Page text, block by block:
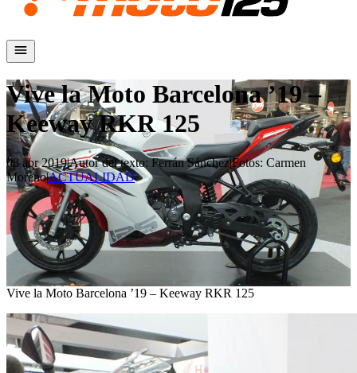
Vive la Moto Barcelona ’19 –
Keeway RKR 125
08 abr 2019|Autor del texto: Ferrán Sánchez|Fotos: Carmen
Moreno|ACTUALIDAD
Vive la Moto Barcelona ’19 – Keeway RKR 125